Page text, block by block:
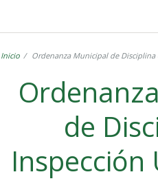
Inicio Ordenanza Municipal de
de
Inspección